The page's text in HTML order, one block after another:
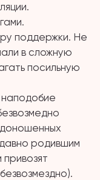
поддержки. Не
в сложную
посильную
наподобие
родившим